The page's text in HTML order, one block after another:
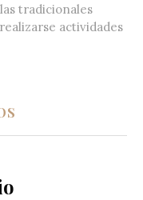
tradicionales
actividades